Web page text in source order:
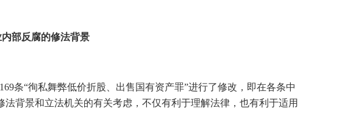
部反腐的修法背景
169条“徇私舞弊低价折股、出售国有资产罪”进行了修改，即在各条中
背景和立法机关的有关考虑，不仅有利于理解法律，也有利于适用